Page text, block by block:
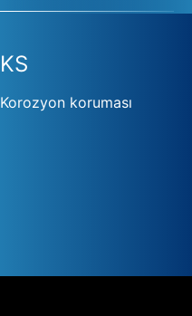
KS
Korozyon koruması